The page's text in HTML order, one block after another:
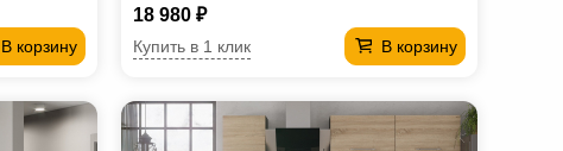
В корзину
18 980 ₽
В корзину
Купить в 1 клик